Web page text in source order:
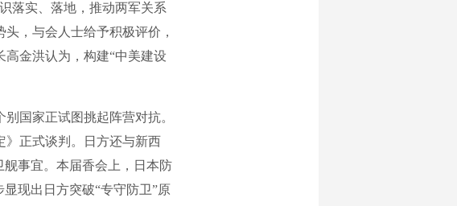
落实、落地，推动两军关系
，与会人士给予积极评价，
金洪认为，构建“中美建设
国家正试图挑起阵营对抗。
》正式谈判。日方还与新西
事宜。本届香会上，日本防
现出日方突破“专守防卫”原